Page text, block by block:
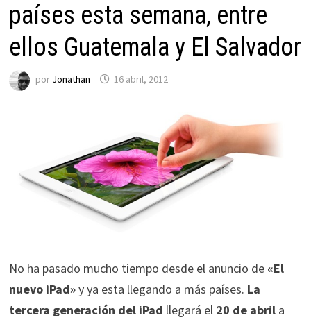
países esta semana, entre
ellos Guatemala y El Salvador
por Jonathan 16 abril, 2012
No ha pasado mucho tiempo desde el anuncio de «El
nuevo iPad»y ya esta llegando a más países. La
tercera generación del iPad llegará el 20 de abrila